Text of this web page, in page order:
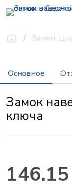
Замки,
Основное
Замок
ключа